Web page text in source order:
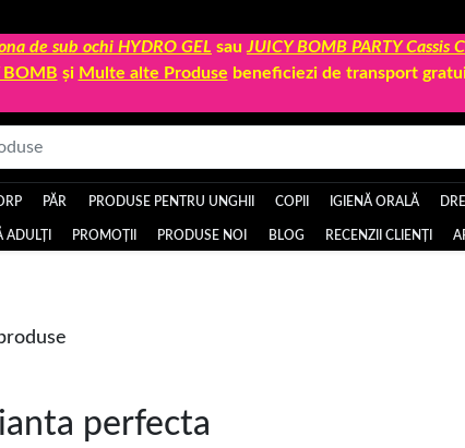
de sub ochi HYDRO GEL sau JUICY BOMB PARTY Cassis
BOMB și Multe alte Produse beneficiezi de transport
PĂR PRODUSE PENTRU UNGHII COPII IGIENĂ ORALĂ
ADULȚI PROMOȚII PRODUSE NOI BLOG RECENZII CLIENȚI
perfecta